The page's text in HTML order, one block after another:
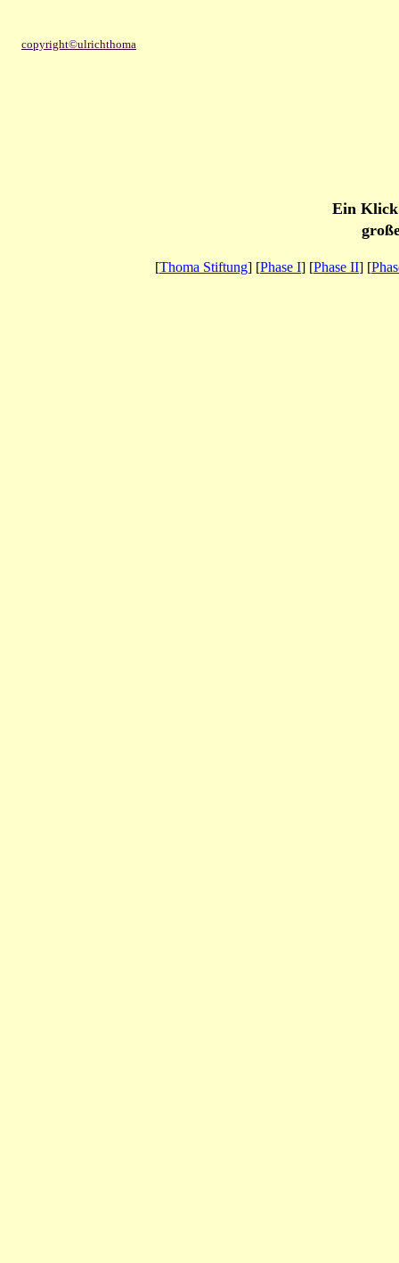
copyright©ulrichthoma
Ein Klick
[Thoma Stiftung] [Phase I] [Phase II] [